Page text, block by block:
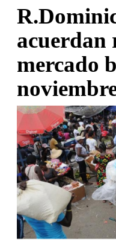
acuerdan
mercado